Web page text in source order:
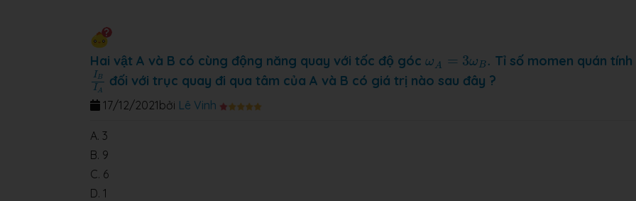
Hai vật A và B có cùng động năng quay với tốc độ góc ωA = 3ωB .
ω =3 ω B Tỉ số momen quán tính
I B
I A
IBIA
đối với trục quay đi qua tâm của A và B có giá trị nào sau đây ?
bởi Lê Vinh
17/12/2021
A. 3
B. 9
C. 6
D. 1